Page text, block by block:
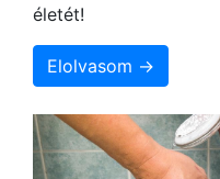
életét!
Elolvasom →